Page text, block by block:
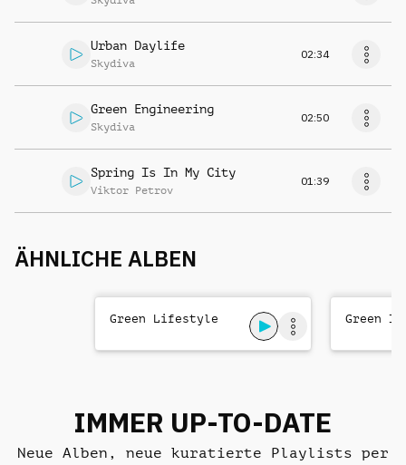
Urban Daylife
Skydiva
02:34
Green Engineering
Skydiva
02:50
Spring Is In My City
Viktor Petrov
01:39
ÄHNLICHE ALBEN
Green Lifestyle Green ID
IMMER UP-TO-DATE
Neue Alben, neue kuratierte Playlists per